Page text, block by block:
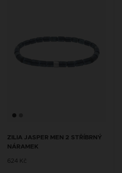
ZILIA JASPER MEN 2 STŘÍBRNÝ
NÁRAMEK
624 Kč